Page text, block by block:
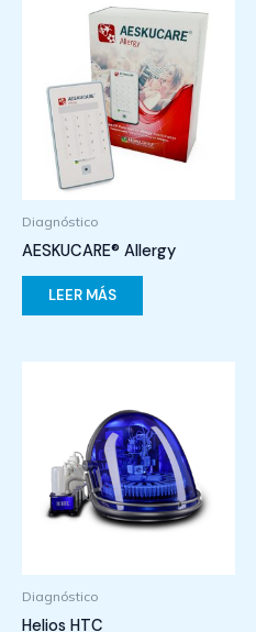
Diagnóstico
AESKUCARE® Allergy
LEER MÁS
Diagnóstico
Helios HTC